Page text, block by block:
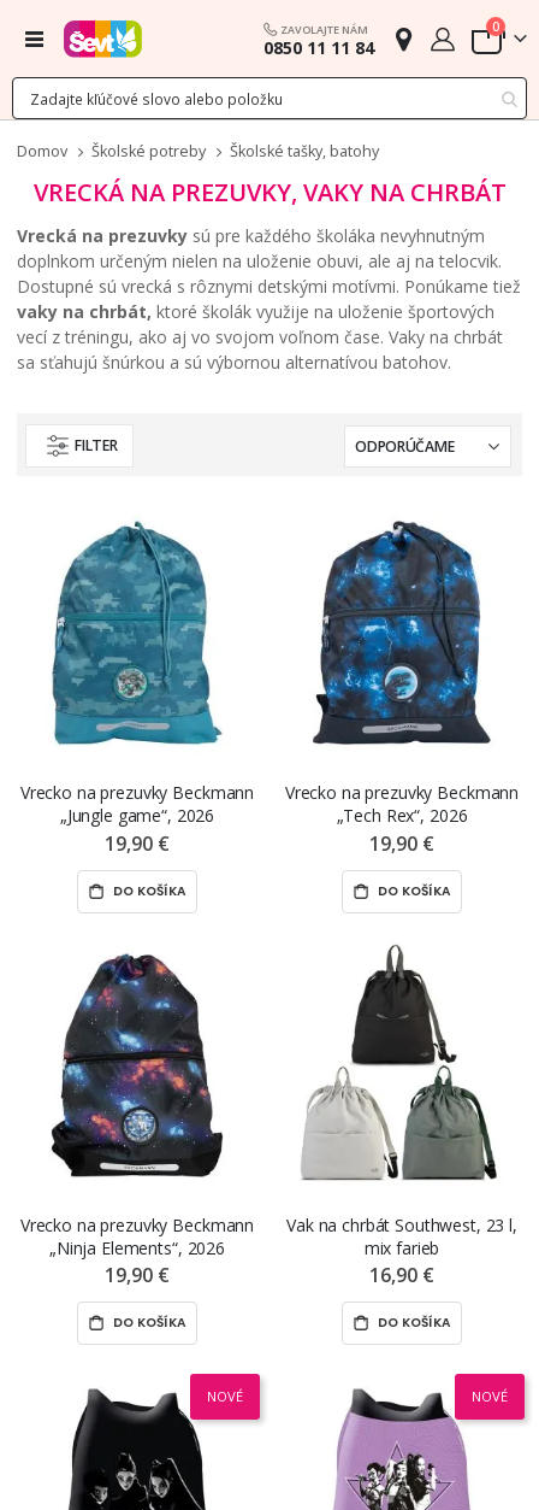
Menu ZAVOLAJTE NÁM
0850 11 11 84 Cart
0
Domov Školské potreby Školské tašky, batohy
VRECKÁ NA PREZUVKY, VAKY NA CHRBÁT
Vrecká na prezuvky sú pre každého školáka nevyhnutným
doplnkom určeným nielen na uloženie obuvi, ale aj na telocvik.
Dostupné sú vrecká s rôznymi detskými motívmi. Ponúkame tiež
vaky na chrbát, ktoré školák využije na uloženie športových
vecí z tréningu, ako aj vo svojom voľnom čase. Vaky na chrbát
sa sťahujú šnúrkou a sú výbornou alternatívou batohov.
FILTER
Vrecko na prezuvky Beckmann
„Jungle game“, 2026
19,90 €
DO KOŠÍKA
Vrecko na prezuvky Beckmann
„Tech Rex“, 2026
19,90 €
DO KOŠÍKA
Vrecko na prezuvky Beckmann
„Ninja Elements“, 2026
19,90 €
DO KOŠÍKA
Vak na chrbát Southwest, 23 l,
mix farieb
16,90 €
DO KOŠÍKA
NOVÉ NOVÉ